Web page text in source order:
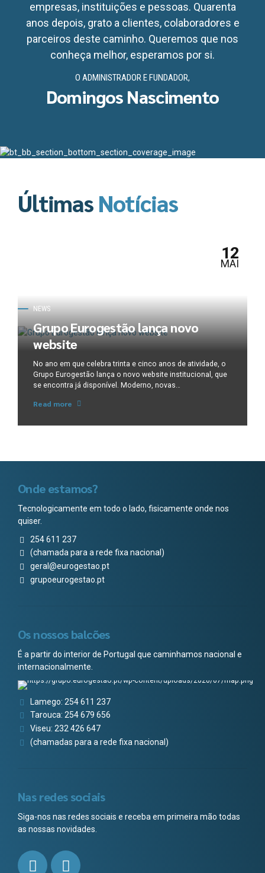
empresas, instituições e pessoas. Quarenta
anos depois, grato a clientes, colaboradores e
parceiros deste caminho. Queremos que nos
conheça melhor, esperamos por si.
O ADMINISTRADOR E FUNDADOR,
Domingos Nascimento
Últimas Notícias
NEWS
12
MAI
Grupo Eurogestão lança novo
website
No ano em que celebra trinta e cinco anos de atividade, o
Grupo Eurogestão lança o novo website institucional, que
se encontra já disponível. Moderno, novas
características do novo portal. O novo website
à disposição dos clientes. Grupo Eurogestão – Inovação...
Read more
Onde estamos?
Tecnologicamente em todo o lado, fisicamente onde nos
quiser.
254 611 237
(chamada para a rede fixa nacional)
geral@eurogestao.pt
grupoeurogestao.pt
Os nossos balcões
É a partir do interior de Portugal que caminhamos nacional e
internacionalmente.
Lamego: 254 611 237
Tarouca: 254 679 656
Viseu: 232 426 647
(chamadas para a rede fixa nacional)
Nas redes sociais
Siga-nos nas redes sociais e receba em primeira mão todas
as nossas novidades.